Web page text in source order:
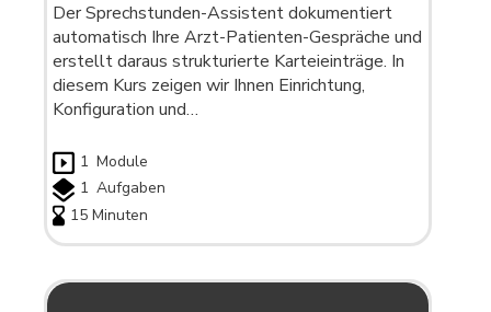
Der Sprechstunden-Assistent dokumentiert
automatisch Ihre Arzt-Patienten-Gespräche und
erstellt daraus strukturierte Karteieinträge. In
diesem Kurs zeigen wir Ihnen Einrichtung,
Konfiguration und…
1 Module
1 Aufgaben
15 Minuten